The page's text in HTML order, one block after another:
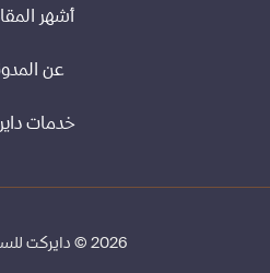
أشهر
عن
خدمات
2026 © دايركت للسفر والسياحة